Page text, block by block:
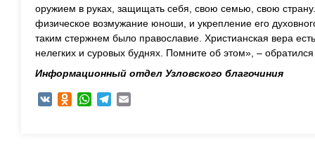
оружием в руках, защищать себя, свою семью, свою
физическое возмужание юноши, и укрепление его
таким стержнем было православие. Христианская вера
нелегких и суровых буднях. Помните об этом», –
Информационный отдел Узловского благочиния
VK Odnoklassniki
WhatsAppTelegram